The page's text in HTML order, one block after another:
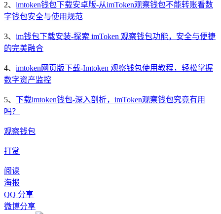
2、 imtoken钱包下载安卓版-从imToken观察钱包不能转账看数
字钱包安全与使用规范
3、 im钱包下载安装-探索 imToken 观察钱包功能，安全与便捷
的完美融合
4、 imtoken网页版下载-Imtoken 观察钱包使用教程，轻松掌握
数字资产监控
5、 下载imtoken钱包-深入剖析，imToken观察钱包究竟有用
吗？
观察钱包
打赏
阅读
海报
QQ 分享
微博分享